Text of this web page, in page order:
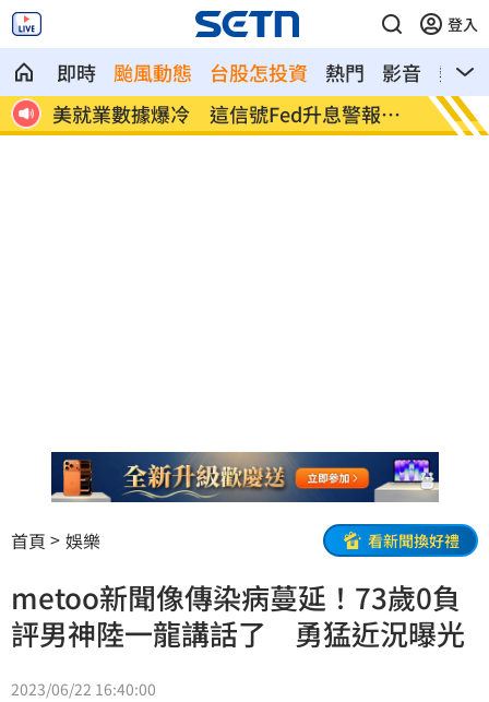
登入
即時 颱風動態 台股怎投資 熱門 影音
熱搜
衛
美就業數據爆冷 這信號Fed升息警報降
溫
梅西
壇
首頁 娛樂 看新聞換好禮
metoo新聞像傳染病蔓延！73歲0負
評男神陸一龍講話了 勇猛近況曝光
2023/06/22 16:40:00